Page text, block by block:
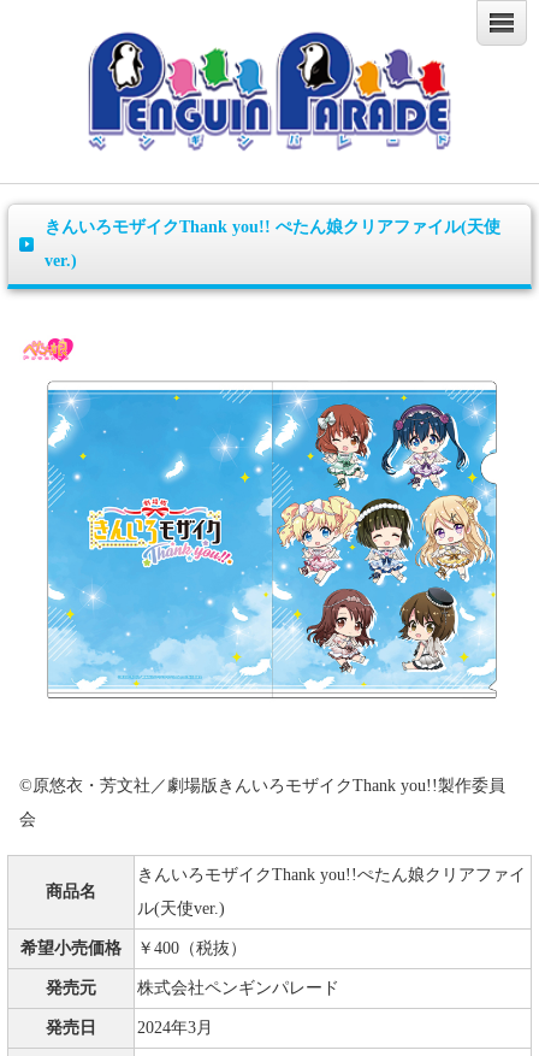
きんいろモザイクThank you!! ぺたん娘クリアファイル(天使
ver.)
©原悠衣・芳文社／劇場版きんいろモザイクThank you!!製作委員
会
商品名
きんいろモザイクThank you!!ぺたん娘クリアファイ
ル(天使ver.)
希望小売価格 ￥400（税抜）
発売元 株式会社ペンギンパレード
発売日 2024年3月